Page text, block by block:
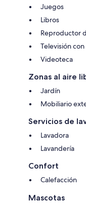
Juegos
Libros
Reproductor
Televisión
Videoteca
Zonas al aire
Jardín
Mobiliario
Servicios de
Lavadora
Lavandería
Confort
Calefacción
Mascotas